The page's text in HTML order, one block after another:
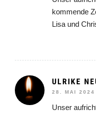
kommende
Lisa und
ULRIKE
28. MAI 2024
Unser